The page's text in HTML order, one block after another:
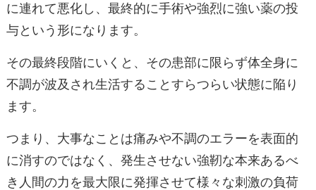
に連れて悪化し、最終的に手術や強烈に強い薬の投
与という形になります。
その最終段階にいくと、その患部に限らず体全身に
不調が波及され生活することすらつらい状態に陥り
ます。
つまり、大事なことは痛みや不調のエラーを表面的
に消すのではなく、発生させない強靭な本来あるべ
き人間の力を最大限に発揮させて様々な刺激の負荷